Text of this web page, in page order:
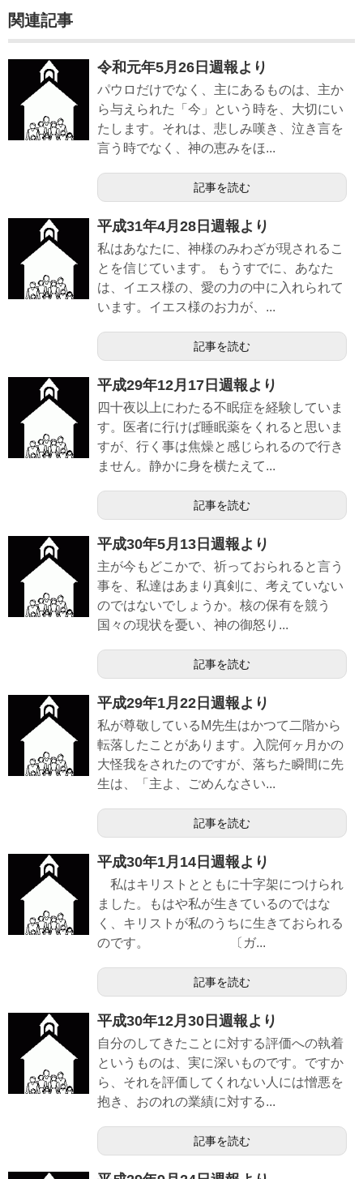
関連記事
令和元年5月26日週報より
パウロだけでなく、主にあるものは、主か
ら与えられた「今」という時を、大切にい
たします。それは、悲しみ嘆き、泣き言を
言う時でなく、神の恵みをほ...
記事を読む
平成31年4月28日週報より
私はあなたに、神様のみわざが現されるこ
とを信じています。 もうすでに、あなた
は、イエス様の、愛の力の中に入れられて
います。イエス様のお力が、...
記事を読む
平成29年12月17日週報より
四十夜以上にわたる不眠症を経験していま
す。医者に行けば睡眠薬をくれると思いま
すが、行く事は焦燥と感じられるので行き
ません。静かに身を横たえて...
記事を読む
平成30年5月13日週報より
主が今もどこかで、祈っておられると言う
事を、私達はあまり真剣に、考えていない
のではないでしょうか。核の保有を競う
国々の現状を憂い、神の御怒り...
記事を読む
平成29年1月22日週報より
私が尊敬しているM先生はかつて二階から
転落したことがあります。入院何ヶ月かの
大怪我をされたのですが、落ちた瞬間に先
生は、「主よ、ごめんなさい...
記事を読む
平成30年1月14日週報より
私はキリストとともに十字架につけられ
ました。もはや私が生きているのではな
く、キリストが私のうちに生きておられる
のです。 〔ガ...
記事を読む
平成30年12月30日週報より
自分のしてきたことに対する評価への執着
というものは、実に深いものです。ですか
ら、それを評価してくれない人には憎悪を
抱き、おのれの業績に対する...
記事を読む